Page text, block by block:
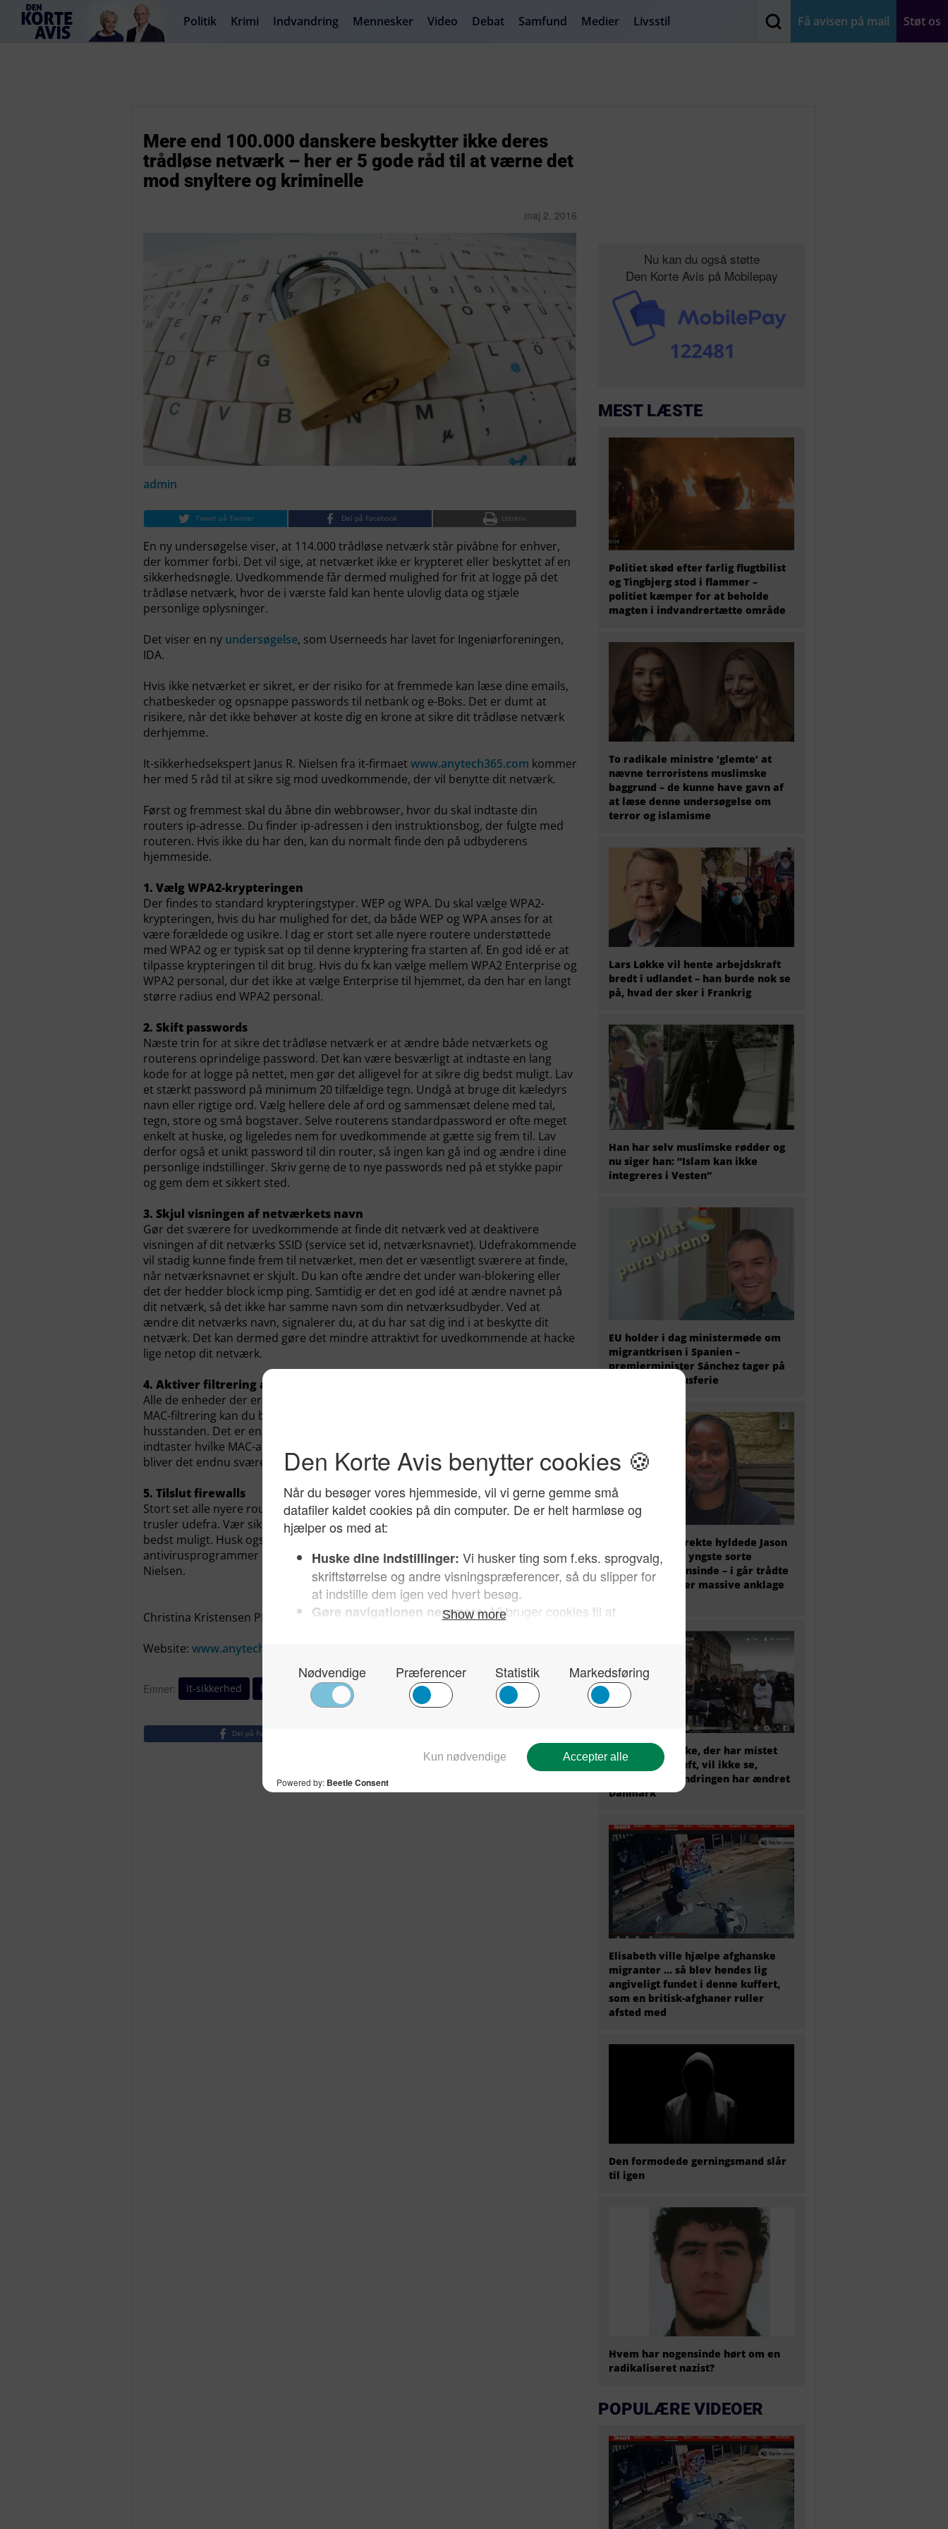
Få avisen på mail Støt os
Politik Krimi Indvandring Mennesker Video Debat Samfund Medier Livsstil
Mere end 100.000 danskere beskytter ikke deres
trådløse netværk – her er 5 gode råd til at værne det
mod snyltere og kriminelle
maj 2, 2016
admin
Tweet på Twitter Del på Facebook Udskriv
En ny undersøgelse viser, at 114.000 trådløse netværk står pivåbne for enhver,
der kommer forbi. Det vil sige, at netværket ikke er krypteret eller beskyttet af en
sikkerhedsnøgle. Uvedkommende får dermed mulighed for frit at logge på det
trådløse netværk, hvor de i værste fald kan hente ulovlig data og stjæle
personlige oplysninger.
Det viser en ny undersøgelse, som Userneeds har lavet for Ingeniørforeningen,
IDA.
Hvis ikke netværket er sikret, er der risiko for at fremmede kan læse dine emails,
chatbeskeder og opsnappe passwords til netbank og e-Boks. Det er dumt at
risikere, når det ikke behøver at koste dig en krone at sikre dit trådløse netværk
derhjemme.
It-sikkerhedsekspert Janus R. Nielsen fra it-firmaet www.anytech365.com kommer
her med 5 råd til at sikre sig mod uvedkommende, der vil benytte dit netværk.
Først og fremmest skal du åbne din webbrowser, hvor du skal indtaste din
routers ip-adresse. Du finder ip-adressen i den instruktionsbog, der fulgte med
routeren. Hvis ikke du har den, kan du normalt finde den på udbyderens
hjemmeside.
1. Vælg WPA2-krypteringen
Der findes to standard krypteringstyper. WEP og WPA. Du skal vælge WPA2-
krypteringen, hvis du har mulighed for det, da både WEP og WPA anses for at
være forældede og usikre. I dag er stort set alle nyere routere understøttede
med WPA2 og er typisk sat op til denne kryptering fra starten af. En god idé er at
tilpasse krypteringen til dit brug. Hvis du fx kan vælge mellem WPA2 Enterprise og
WPA2 personal, dur det ikke at vælge Enterprise til hjemmet, da den har en langt
større radius end WPA2 personal.
2. Skift passwords
Næste trin for at sikre det trådløse netværk er at ændre både netværkets og
routerens oprindelige password. Det kan være besværligt at indtaste en lang
kode for at logge på nettet, men gør det alligevel for at sikre dig bedst muligt. Lav
et stærkt password på minimum 20 tilfældige tegn. Undgå at bruge dit kæledyrs
navn eller rigtige ord. Vælg hellere dele af ord og sammensæt delene med tal,
tegn, store og små bogstaver. Selve routerens standardpassword er ofte meget
enkelt at huske, og ligeledes nem for uvedkommende at gætte sig frem til. Lav
derfor også et unikt password til din router, så ingen kan gå ind og ændre i dine
personlige indstillinger. Skriv gerne de to nye passwords ned på et stykke papir
og gem dem et sikkert sted.
3. Skjul visningen af netværkets navn
Gør det sværere for uvedkommende at finde dit netværk ved at deaktivere
visningen af dit netværks SSID (service set id, netværksnavnet). Udefrakommende
vil stadig kunne finde frem til netværket, men det er væsentligt sværere at finde,
når netværksnavnet er skjult. Du kan ofte ændre det under wan-blokering eller
det der hedder block icmp ping. Samtidig er det en god idé at ændre navnet på
dit netværk, så det ikke har samme navn som din netværksudbyder. Ved at
ændre dit netværks navn, signalerer du, at du har sat dig ind i at beskytte dit
netværk. Det kan dermed gøre det mindre attraktivt for uvedkommende at hacke
lige netop dit netværk.
4. Aktiver filtrering af MAC-adresser
Alle de enheder der er tilsluttet internettet har en MAC-adresse. Ved at aktivere
MAC-filtrering kan du begrænse dit netværk til det antal enheder i anvender i
husstanden. Det er en effektiv måde at beskytte sit netværk på, da du selv
indtaster hvilke MAC-adresser, der skal have adgang til netværket. På den måde
bliver det endnu sværere for uvedkommende at bryde igennem til dit netværk.
5. Tilslut firewalls
Stort set alle nyere routere har en firewall-beskyttelse for at sikre routeren mod
trusler udefra. Vær sikker på at firewall’en er tilsluttet, så dit netværk er beskyttet
bedst muligt. Husk også at holde din computer opdateret med firewalls og
antivirusprogrammer for at holde uvedkommende på afstand, siger Janus R.
Nielsen.
Christina Kristensen PR Manager – MSC GROUP
Website: www.anytech365.com
Emner: it-sikkerhed kryptering Samfund trådløst netværk
Del på Facebook
Nu kan du også støtte
Den Korte Avis på Mobilepay
MEST LÆSTE
Politiet skød efter farlig flugtbilist
og Tingbjerg stod i flammer –
politiet kæmper for at beholde
magten i indvandrertætte område
To radikale ministre ‘glemte’ at
nævne terroristens muslimske
baggrund – de kunne have gavn af
at læse denne undersøgelse om
terror og islamisme
Lars Løkke vil hente arbejdskraft
bredt i udlandet – han burde nok se
på, hvad der sker i Frankrig
Han har selv muslimske rødder og
nu siger han: “Islam kan ikke
integreres i Vesten”
EU holder i dag ministermøde om
migrantkrisen i Spanien –
premierminister Sánchez tager på
fire ugers luksusferie
De politisk korrekte hyldede Jason
Arday som den yngste sorte
professor nogensinde – i går trådte
han tilbage efter massive anklage
Kun et menneske, der har mistet
sin sunde fornuft, vil ikke se,
hvordan indvandringen har ændret
Danmark
Elisabeth ville hjælpe afghanske
migranter … så blev hendes lig
angiveligt fundet i denne kuffert,
som en britisk-afghaner ruller
afsted med
Den formodede gerningsmand slår
til igen
Hvem har nogensinde hørt om en
radikaliseret nazist?
POPULÆRE VIDEOER